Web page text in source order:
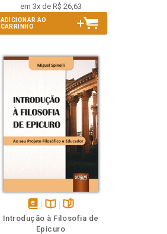
em 3x de R$ 26,63
ADICIONAR AO
CARRINHO
disponível
em
Disponível
na
páginas
Introdução à Filosofia de
Epicuro